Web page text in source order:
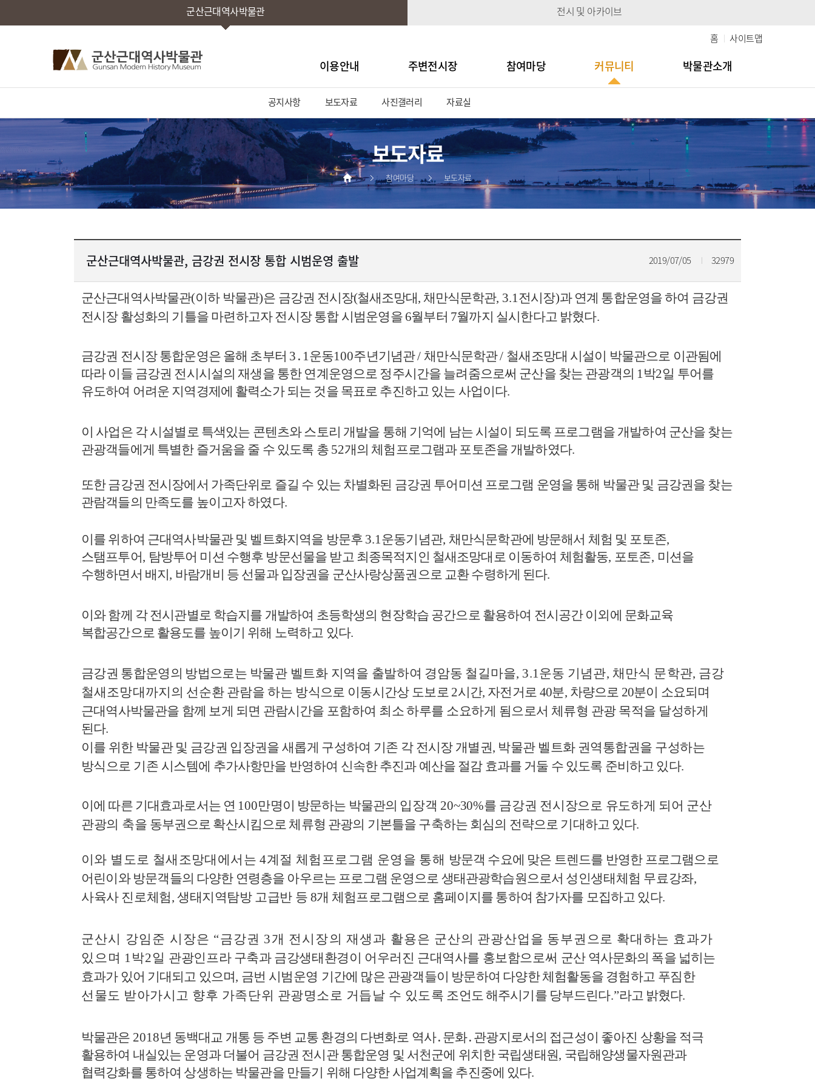
군산근대역사박물관 전시 및 아카이브
홈 사이트맵
이용안내 주변전시장 참여마당 커뮤니티 박물관소개
공지사항 보도자료 사진갤러리 자료실
보도자료
참여마당 보도자료
군산근대역사박물관, 금강권 전시장 통합 시범운영 출발 2019/07/05 32979
군산근대역사박물관(이하 박물관)은 금강권 전시장(철새조망대, 채만식문학관, 3.1전시장)과 연계 통합운영을 하여 금강권
전시장 활성화의 기틀을 마련하고자 전시장 통합 시범운영을 6월부터 7월까지 실시한다고 밝혔다.
금강권 전시장 통합운영은 올해 초부터 3 ․ 1운동100주년기념관/채만식문학관/ 철새조망대 시설이 박물관으로 이관됨에
따라 이들 금강권 전시시설의 재생을 통한 연계운영으로 정주시간을 늘려줌으로써 군산을 찾는 관광객의 1박2일 투어를
유도하여 어려운 지역경제에 활력소가 되는 것을 목표로 추진하고 있는 사업이다.
이 사업은 각 시설별로 특색있는 콘텐츠와 스토리 개발을 통해 기억에 남는 시설이 되도록 프로그램을 개발하여 군산을 찾는
관광객들에게 특별한 즐거움을 줄 수 있도록 총 52개의 체험프로그램과 포토존을 개발하였다.
또한 금강권 전시장에서 가족단위로 즐길 수 있는 차별화된 금강권 투어미션 프로그램 운영을 통해 박물관 및 금강권을 찾는
관람객들의 만족도를 높이고자 하였다.
이를 위하여 근대역사박물관 및 벨트화지역을 방문후 3.1운동기념관, 채만식문학관에 방문해서 체험 및 포토존,
스탬프투어, 탐방투어 미션 수행후 방문선물을 받고 최종목적지인 철새조망대로 이동하여 체험활동, 포토존, 미션을
수행하면서 배지, 바람개비 등 선물과 입장권을 군산사랑상품권으로 교환 수령하게 된다.
이와 함께 각 전시관별로 학습지를 개발하여 초등학생의 현장학습 공간으로 활용하여 전시공간 이외에 문화교육
복합공간으로 활용도를 높이기 위해 노력하고 있다.
금강권 통합운영의 방법으로는 박물관 벨트화 지역을 출발하여 경암동 철길마을, 3.1운동 기념관, 채만식 문학관, 금강
철새조망대까지의 선순환 관람을 하는 방식으로 이동시간상 도보로 2시간, 자전거로 40분, 차량으로 20분이 소요되며
근대역사박물관을 함께 보게 되면 관람시간을 포함하여 최소 하루를 소요하게 됨으로서 체류형 관광 목적을 달성하게
된다.
이를 위한 박물관 및 금강권 입장권을 새롭게 구성하여 기존 각 전시장 개별권, 박물관 벨트화 권역통합권을 구성하는
방식으로 기존 시스템에 추가사항만을 반영하여 신속한 추진과 예산을 절감 효과를 거둘 수 있도록 준비하고 있다.
이에 따른 기대효과로서는 연 100만명이 방문하는 박물관의 입장객 20~30%를 금강권 전시장으로 유도하게 되어 군산
관광의 축을 동부권으로 확산시킴으로 체류형 관광의 기본틀을 구축하는 회심의 전략으로 기대하고 있다.
이와 별도로 철새조망대에서는4계절 체험프로그램 운영을 통해 방문객 수요에 맞은 트렌드를 반영한 프로그램으로
어린이와 방문객들의 다양한 연령층을 아우르는 프로그램 운영으로 생태관광학습원으로서 성인생태체험 무료강좌,
사육사 진로체험,생태지역탐방 고급반 등 8개 체험프로그램으로 홈페이지를 통하여 참가자를 모집하고 있다.
군산시 강임준 시장은 “금강권 3개 전시장의 재생과 활용은 군산의 관광산업을 동부권으로 확대하는 효과가
있으며 1박2일 관광인프라 구축과 금강생태환경이 어우러진 근대역사를 홍보함으로써 군산 역사문화의 폭을 넓히는
효과가 있어 기대되고 있으며, 금번 시범운영 기간에 많은 관광객들이 방문하여 다양한 체험활동을 경험하고 푸짐한
선물도 받아가시고 향후 가족단위 관광명소로 거듭날 수 있도록 조언도 해주시기를 당부드린다.”라고 밝혔다.
박물관은 2018년 동백대교 개통 등 주변 교통 환경의 다변화로 역사․ 문화․ 관광지로서의 접근성이 좋아진 상황을 적극
활용하여 내실있는 운영과 더불어 금강권 전시관 통합운영 및 서천군에 위치한 국립생태원, 국립해양생물자원관과
협력강화를 통하여 상생하는 박물관을 만들기 위해 다양한 사업계획을 추진중에 있다.